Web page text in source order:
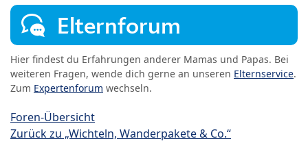
Elternforum
Hier findest du Erfahrungen anderer Mamas und Papas. Bei
weiteren Fragen, wende dich gerne an unseren Elternservice.
Zum Expertenforum wechseln.
Foren-Übersicht
Zurück zu „Wichteln, Wanderpakete & Co.“